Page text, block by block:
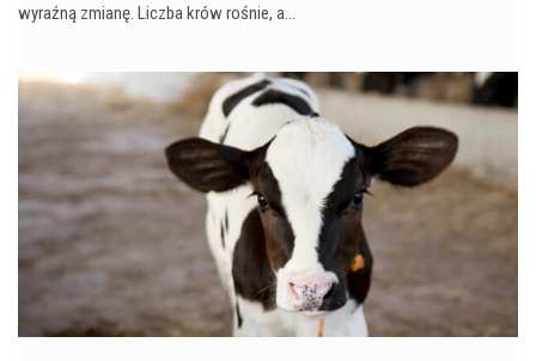
wyraźną zmianę. Liczba krów rośnie, a…